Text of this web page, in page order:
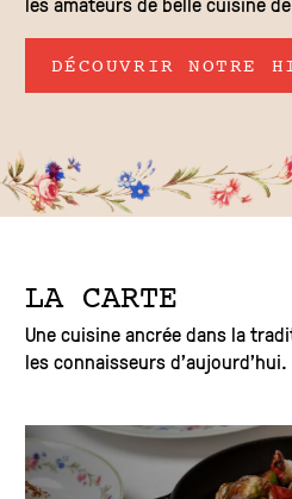
DÉCOUVRIR NOTRE
LA CARTE
Une cuisine ancrée dans la
les connaisseurs d’aujourd’hui.